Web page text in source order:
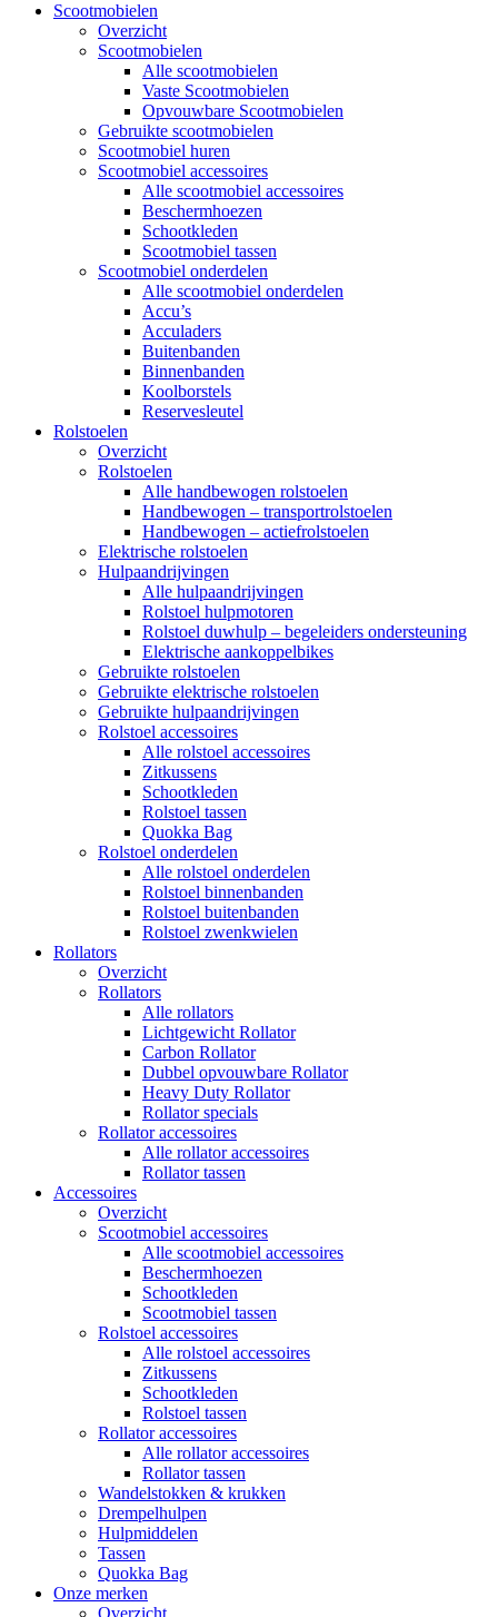
Scootmobielen
Overzicht
Scootmobielen
Alle scootmobielen
Vaste Scootmobielen
Opvouwbare Scootmobielen
Gebruikte scootmobielen
Scootmobiel huren
Scootmobiel accessoires
Alle scootmobiel accessoires
Beschermhoezen
Schootkleden
Scootmobiel tassen
Scootmobiel onderdelen
Alle scootmobiel onderdelen
Accu’s
Acculaders
Buitenbanden
Binnenbanden
Koolborstels
Reservesleutel
Rolstoelen
Overzicht
Rolstoelen
Alle handbewogen rolstoelen
Handbewogen – transportrolstoelen
Handbewogen – actiefrolstoelen
Elektrische rolstoelen
Hulpaandrijvingen
Alle hulpaandrijvingen
Rolstoel hulpmotoren
Rolstoel duwhulp – begeleiders ondersteuning
Elektrische aankoppelbikes
Gebruikte rolstoelen
Gebruikte elektrische rolstoelen
Gebruikte hulpaandrijvingen
Rolstoel accessoires
Alle rolstoel accessoires
Zitkussens
Schootkleden
Rolstoel tassen
Quokka Bag
Rolstoel onderdelen
Alle rolstoel onderdelen
Rolstoel binnenbanden
Rolstoel buitenbanden
Rolstoel zwenkwielen
Rollators
Overzicht
Rollators
Alle rollators
Lichtgewicht Rollator
Carbon Rollator
Dubbel opvouwbare Rollator
Heavy Duty Rollator
Rollator specials
Rollator accessoires
Alle rollator accessoires
Rollator tassen
Accessoires
Overzicht
Scootmobiel accessoires
Alle scootmobiel accessoires
Beschermhoezen
Schootkleden
Scootmobiel tassen
Rolstoel accessoires
Alle rolstoel accessoires
Zitkussens
Schootkleden
Rolstoel tassen
Rollator accessoires
Alle rollator accessoires
Rollator tassen
Wandelstokken & krukken
Drempelhulpen
Hulpmiddelen
Tassen
Quokka Bag
Onze merken
Overzicht